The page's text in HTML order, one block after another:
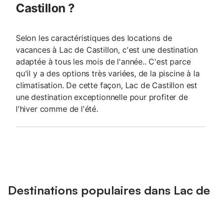
Castillon ?
Selon les caractéristiques des locations de
vacances à Lac de Castillon, c'est une destination
adaptée à tous les mois de l'année.. C'est parce
qu'il y a des options très variées, de la piscine à la
climatisation. De cette façon, Lac de Castillon est
une destination exceptionnelle pour profiter de
l'hiver comme de l'été.
Destinations populaires dans Lac de